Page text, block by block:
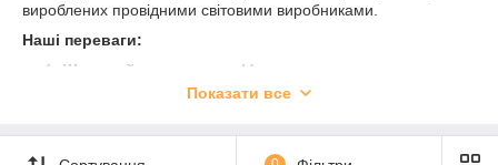
вироблених провідними світовими виробниками.
Наші переваги:
Широкий асортимент
: Ми пропонуємо
різноманітність розчинників, що підходять для різних
та багато іншого. Незалежно від ваших потреб, у нас є
Показати все